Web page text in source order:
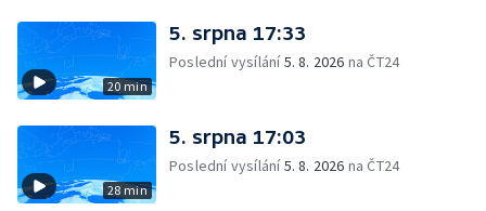
20 min
5. srpna 17:33
Poslední vysílání5. 8. 2026 na ČT24
28 min
5. srpna 17:03
Poslední vysílání5. 8. 2026 na ČT24